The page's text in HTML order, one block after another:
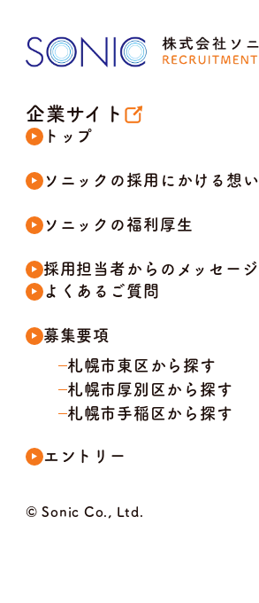
企業サイト
トップ
ソニックの採用にかける想い
ソニックの福利厚生
採用担当者からのメッセージ
よくあるご質問
募集要項
札幌市東区から探す
札幌市厚別区から探す
札幌市手稲区から探す
エントリー
© Sonic Co., Ltd.